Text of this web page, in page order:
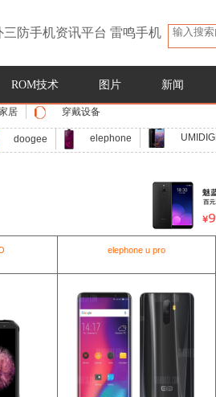
三防手机资讯平台 雷鸣手机
ROM技术 图片 新闻
居 穿戴设备
doogee elephone UMIDIGI
elephone u pro